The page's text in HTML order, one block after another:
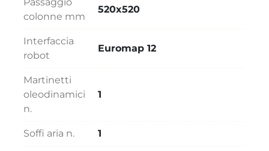
colonne mm
520x520
Interfaccia
robot
Euromap 12
Martinetti
oleodinamici
n.
1
Soffi aria n. 1